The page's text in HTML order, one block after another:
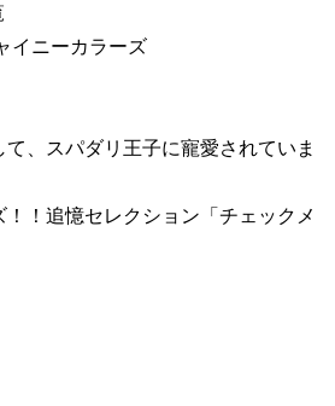
イニーカラーズ
、スパダリ王子に寵愛されていま
！追憶セレクション「チェックメ